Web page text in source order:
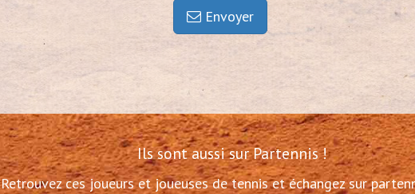
Envoyer
Ils sont aussi sur Partennis !
Retrouvez ces joueurs et joueuses de tennis et échangez sur